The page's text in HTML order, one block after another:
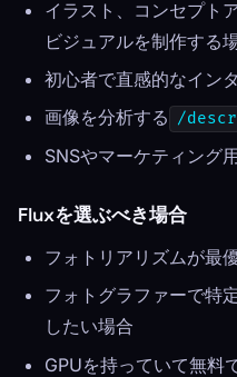
イラスト、コンセプト
ビジュアルを制作する
初心者で直感的なイン
画像を分析する /
SNSやマーケティング
Fluxを選ぶべき場合
フォトリアリズムが最
フォトグラファーで特
したい場合
GPUを持っていて無料